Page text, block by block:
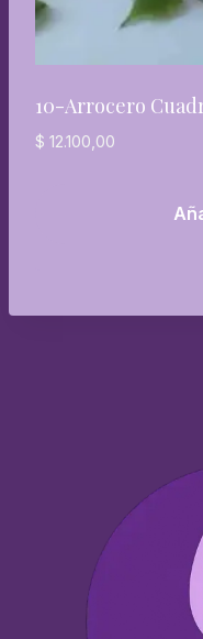
10-Arrocero
$ 12.100,00